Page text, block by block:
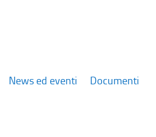
News ed eventi Documenti